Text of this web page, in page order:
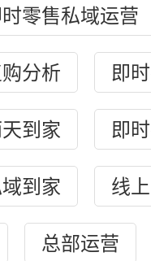
零售私域运营
分析 即
到家 即
到家 线
总部运营